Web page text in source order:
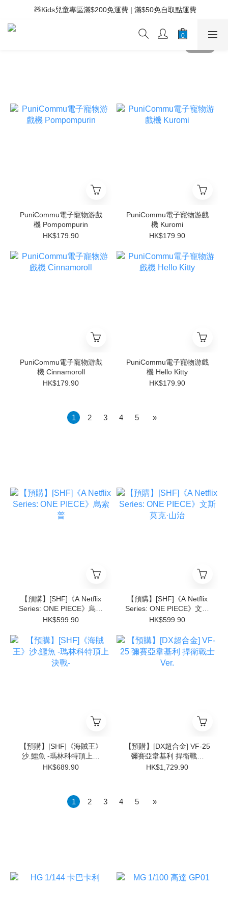
⚡滿$400免運費 | 滿$200免Easy Trade自取點運費
🧸Kids兒童專區滿$200免運費 | 滿$50免自取點運費
⚡滿$400免運費 | 滿$200免Easy Trade自取點運費
PuniCommu電子寵物游戲
機 Pompompurin
HK$179.90
PuniCommu電子寵物游戲
機 Kuromi
HK$179.90
PuniCommu電子寵物游戲
機 Cinnamoroll
HK$179.90
PuniCommu電子寵物游戲
機 Hello Kitty
HK$179.90
1 2 3 4 5 »
【預購】[SHF]《A Netflix
Series: ONE PIECE》烏索
普
HK$599.90
【預購】[SHF]《A Netflix
Series: ONE PIECE》文斯
莫克·山治
HK$599.90
【預購】[SHF]《海賊王》
沙.鱷魚 -瑪林科特頂上決
戰-
HK$689.90
【預購】[DX超合金] VF-25
彌賽亞韋基利 捍衛戰士
Ver.
HK$1,729.90
1 2 3 4 5 »